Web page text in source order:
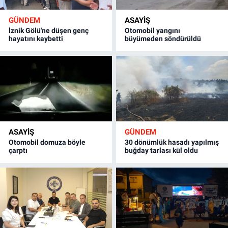
GÜNDEM
İznik Gölü'ne düşen genç
hayatını kaybetti
ASAYİŞ
Otomobil yangını
büyümeden söndürüldü
ASAYİŞ
Otomobil domuza böyle
çarptı
GÜNDEM
30 dönümlük hasadı yapılmış
buğday tarlası kül oldu